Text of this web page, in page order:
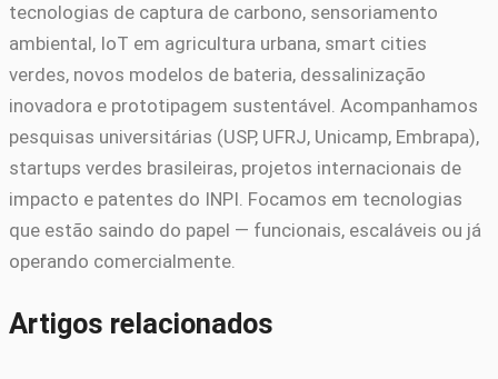
tecnologias de captura de carbono, sensoriamento
ambiental, IoT em agricultura urbana, smart cities
verdes, novos modelos de bateria, dessalinização
inovadora e prototipagem sustentável. Acompanhamos
pesquisas universitárias (USP, UFRJ, Unicamp, Embrapa),
startups verdes brasileiras, projetos internacionais de
impacto e patentes do INPI. Focamos em tecnologias
que estão saindo do papel — funcionais, escaláveis ou já
operando comercialmente.
Artigos relacionados